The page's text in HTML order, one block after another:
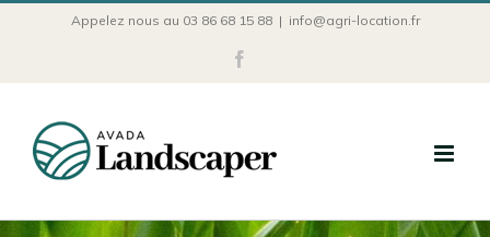
Appelez nous au 03 86 68 15 88 | info@agri-location.fr